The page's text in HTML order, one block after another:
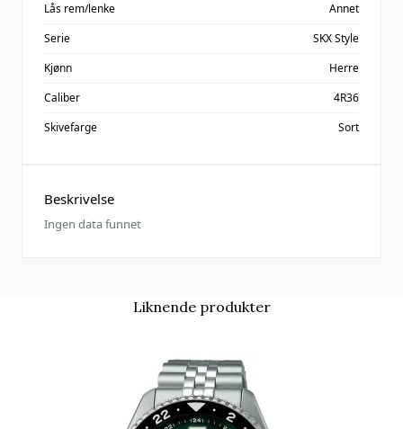
Beskrivelse
Ingen data funnet
Lås rem/lenke
Annet
Serie
SKX Style
Kjønn
Herre
Caliber
4R36
Skivefarge
Sort
Liknende produkter